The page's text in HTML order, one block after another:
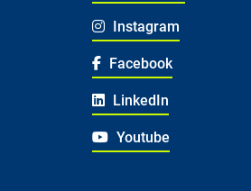
Instagram
Facebook
LinkedIn
Youtube